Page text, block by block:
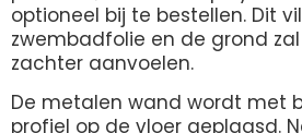
optioneel bij te bestellen. Dit
zwembadfolie en de grond
zachter aanvoelen.
De metalen wand wordt met
profiel op de vloer geplaasd.